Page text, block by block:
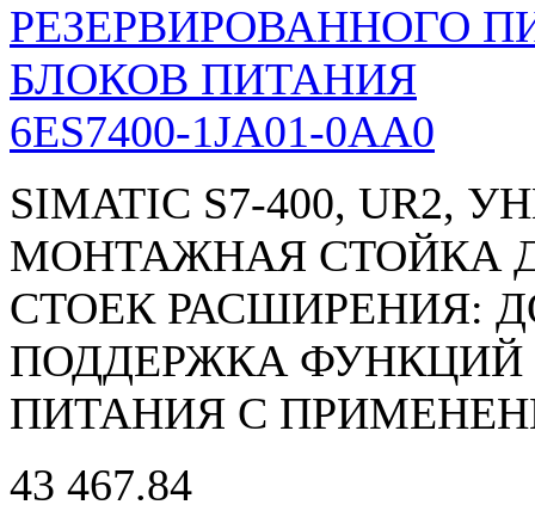
6ES7400-1JA01-0AA0
SIMATIC S7-400, UR2,
МОНТАЖНАЯ СТОЙКА
СТОЕК РАСШИРЕНИЯ:
ПОДДЕРЖКА ФУНКЦИЙ
ПИТАНИЯ С
43 467.84